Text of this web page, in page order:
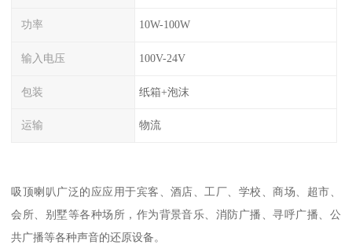
功率 10W-100W
输入电压 100V-24V
包装 纸箱+泡沫
运输 物流
吸顶喇叭广泛的应应用于宾客、酒店、工厂、学校、商场、超市、
会所、别墅等各种场所，作为背景音乐、消防广播、寻呼广播、公
共广播等各种声音的还原设备。